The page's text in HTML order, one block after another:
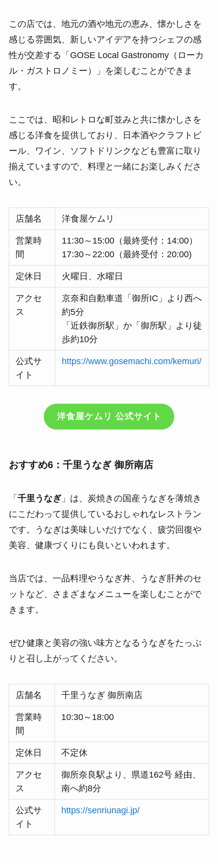
この店では、地元の酒や地元の恵み、懐かしさを
感じる雰囲気、新しいアイデアを持つシェフの感
性が交差する「GOSE Local Gastronomy（ローカ
ル・ガストロノミー）」を楽しむことができま
す。
ここでは、昭和レトロな町並みと共に懐かしさを
感じる洋食を提供しており、日本酒やクラフトビ
ール、ワイン、ソフトドリンクなども豊富に取り
揃えていますので、料理と一緒にお楽しみくださ
い。
店舗名 洋食屋ケムリ
営業時
間
11:30～15:00（最終受付：14:00）
17:30～22:00（最終受付：20:00)
定休日 火曜日、水曜日
アクセ
ス
京奈和自動車道「御所IC」より西へ
約5分
「近鉄御所駅」か「御所駅」より徒
歩約10分
公式サ
イト
https://www.gosemachi.com/kemuri/
洋食屋ケムリ 公式サイト
おすすめ6：千里うなぎ 御所南店
「 千里うなぎ」は、炭焼きの国産うなぎを薄焼き
にこだわって提供しているおしゃれなレストラン
です。うなぎは美味しいだけでなく、疲労回復や
美容、健康づくりにも良いといわれます。
当店では、一品料理やうなぎ丼、うなぎ肝丼のセ
ットなど、さまざまなメニューを楽しむことがで
きます。
ぜひ健康と美容の強い味方となるうなぎをたっぷ
りと召し上がってください。
店舗名 千里うなぎ 御所南店
営業時
間
10:30～18:00
定休日 不定休
アクセ
ス
御所奈良駅より、県道162号 経由、
南へ約8分
公式サ
イト
https://senriunagi.jp/